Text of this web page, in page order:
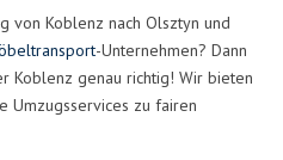
von Koblenz nach Olsztyn und
-Unternehmen? Dann
Koblenz genau richtig! Wir bieten
Umzugsservices zu fairen